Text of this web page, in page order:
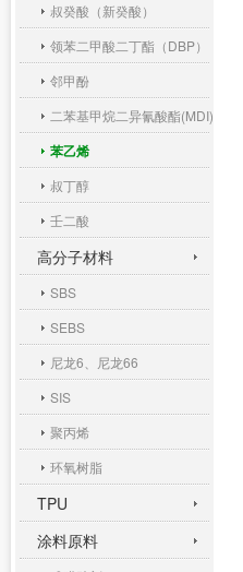
叔癸酸（新癸酸）
领苯二甲酸二丁酯（DBP）
邻甲酚
二苯基甲烷二异氰酸酯(MDI)
苯乙烯
叔丁醇
壬二酸
高分子材料
SBS
SEBS
尼龙6、尼龙66
SIS
聚丙烯
环氧树脂
TPU
涂料原料